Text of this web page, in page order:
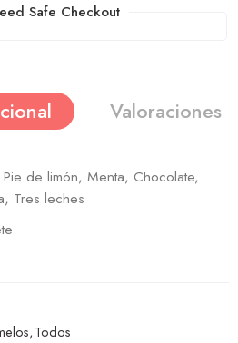
Safe Checkout
Valoraciones
Pie de limón, Menta, Chocolate,
Tres leches
,Todos